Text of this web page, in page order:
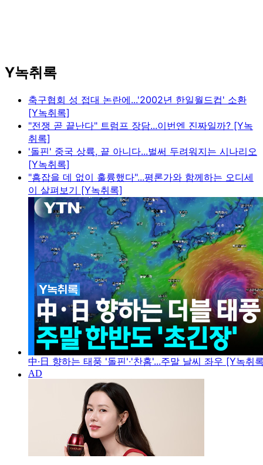
Y녹취록
축구협회 성 접대 논란에...'2002년 한일월드컵' 소환
[Y녹취록]
"전쟁 곧 끝난다" 트럼프 장담...이번엔 진짜일까? [Y녹
취록]
'돌핀' 중국 상륙, 끝 아니다...벌써 두려워지는 시나리오
[Y녹취록]
"흠잡을 데 없이 훌륭했다"...평론가와 함께하는 오디세
이 살펴보기 [Y녹취록]
中·日 향하는 태풍 '돌핀'·'찬홈'...주말 날씨 좌우 [Y녹취